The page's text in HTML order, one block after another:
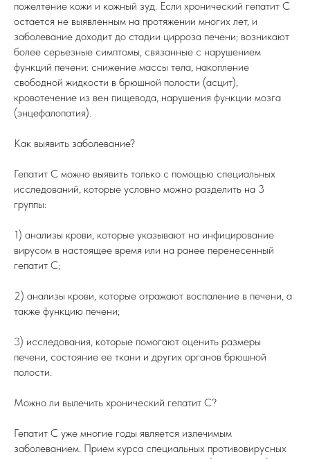
пожелтение кожи и кожный зуд. Если хронический гепатит С
остается не выявленным на протяжении многих лет, и
заболевание доходит до стадии цирроза печени; возникают
более серьезные симптомы, связанные с нарушением
функций печени: снижение массы тела, накопление
свободной жидкости в брюшной полости (асцит),
кровотечение из вен пищевода, нарушения функции мозга
(энцефалопатия).
Как выявить заболевание?
Гепатит С можно выявить только с помощью специальных
исследований, которые условно можно разделить на 3
группы:
1) анализы крови, которые указывают на инфицирование
вирусом в настоящее время или на ранее перенесенный
гепатит С;
2) анализы крови, которые отражают воспаление в печени, а
также функцию печени;
3) исследования, которые помогают оценить размеры
печени, состояние ее ткани и других органов брюшной
полости.
Можно ли вылечить хронический гепатит С?
Гепатит С уже многие годы является излечимым
заболеванием. Прием курса специальных противовирусных